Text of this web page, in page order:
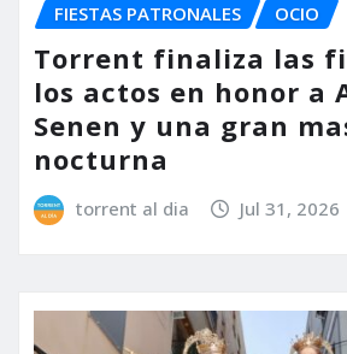
FIESTAS PATRONALES
OCIO
Torrent finaliza las
los actos en honor a
Senen y una gran
nocturna
torrent al dia Jul 31, 2026